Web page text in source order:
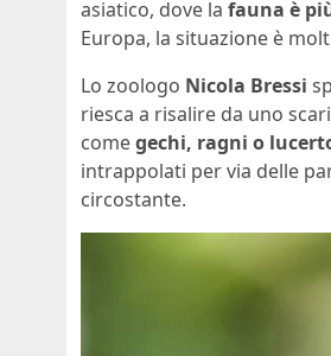
asiatico, dove la fauna è
Europa, la situazione è
Lo zoologo Nicola Bressi
riesca a risalire da uno
comegechi, ragni o
intrappolati per via delle
circostante.